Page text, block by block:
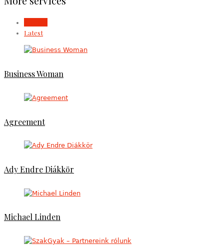
Latest
Business Woman
Agreement
Ady Endre Diákkör
Michael Linden